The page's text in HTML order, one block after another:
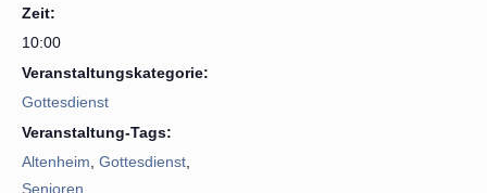
Zeit:
10:00
Veranstaltungskategorie:
Gottesdienst
Veranstaltung-Tags:
Altenheim Gottesdienst
Senioren